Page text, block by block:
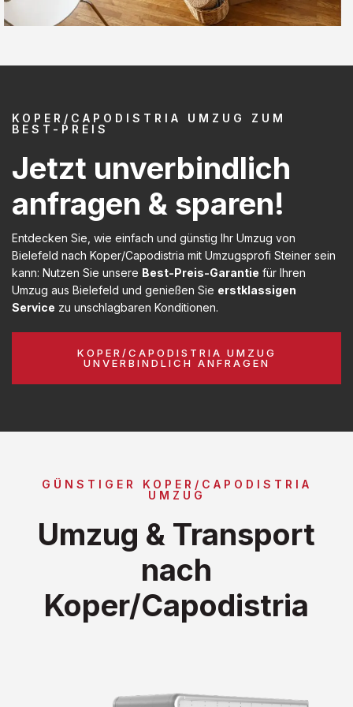
KOPER/CAPODISTRIA UMZUG ZUM
BEST-PREIS
Jetzt unverbindlich
anfragen & sparen!
Entdecken Sie, wie einfach und günstig Ihr Umzug von
Bielefeld nach Koper/Capodistria mit Umzugsprofi Steiner sein
kann: Nutzen Sie unsere Best-Preis-Garantie für Ihren
Umzug aus Bielefeld und genießen Sie erstklassigen
Service zu unschlagbaren Konditionen.
KOPER/CAPODISTRIA UMZUG
UNVERBINDLICH ANFRAGEN
GÜNSTIGER KOPER/CAPODISTRIA
UMZUG
Umzug & Transport
nach
Koper/Capodistria